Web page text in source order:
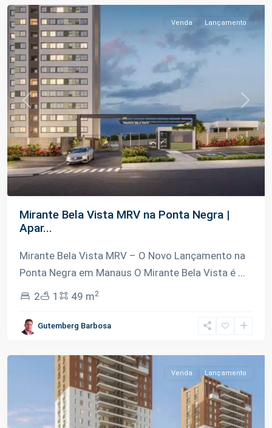
Previous Next
Venda Lançamento
Mirante Bela Vista MRV na Ponta Negra |
Apar...
Mirante Bela Vista MRV – O Novo Lançamento na
Ponta Negra em Manaus O Mirante Bela Vista é ...
2
1 49 m2
Gutemberg Barbosa
Negra,
Venda Lançamento